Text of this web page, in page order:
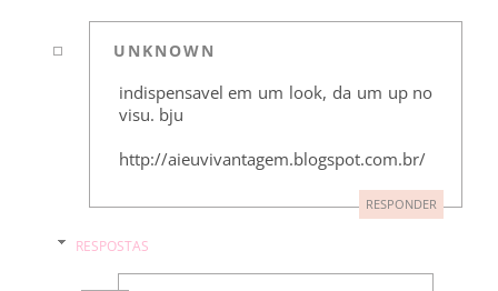
UNKNOWN
indispensavel em um look, da um up no
visu. bju
http://aieuvivantagem.blogspot.com.br/
RESPONDER
RESPOSTAS